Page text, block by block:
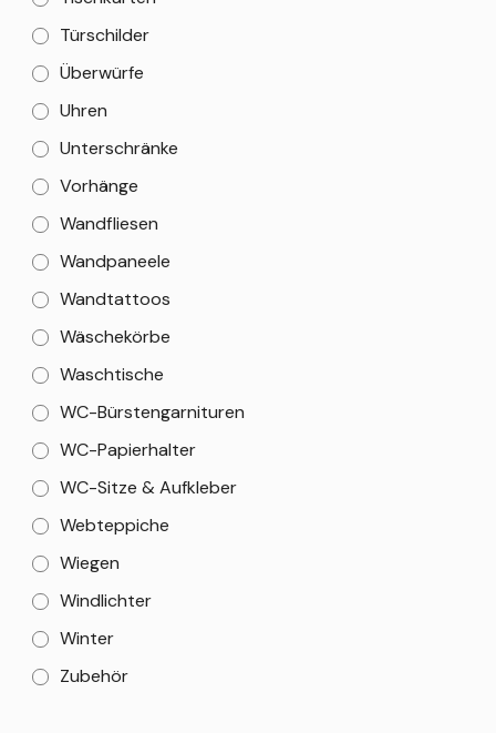
Türschilder
Überwürfe
Uhren
Unterschränke
Vorhänge
Wandfliesen
Wandpaneele
Wandtattoos
Wäschekörbe
Waschtische
WC-Bürstengarnituren
WC-Papierhalter
WC-Sitze & Aufkleber
Webteppiche
Wiegen
Windlichter
Winter
Zubehör